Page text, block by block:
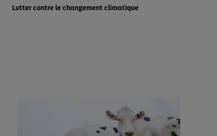
Lutter contre le changement climatique